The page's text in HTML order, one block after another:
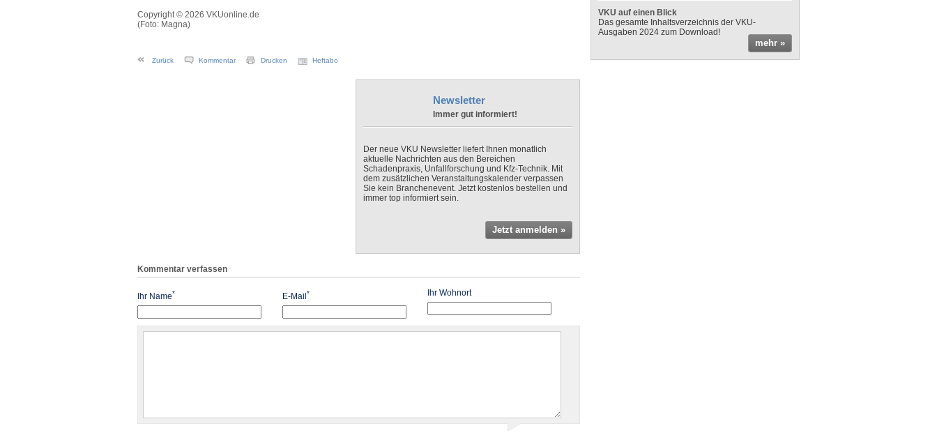
Copyright © 2026 VKUonline.de
(Foto: Magna)
Zurück Kommentar Drucken Heftabo
Newsletter
Immer gut informiert!
Der neue VKU Newsletter liefert Ihnen monatlich
aktuelle Nachrichten aus den Bereichen
Schadenpraxis, Unfallforschung und Kfz-Technik. Mit
dem zusätzlichen Veranstaltungskalender verpassen
Sie kein Branchenevent. Jetzt kostenlos bestellen und
immer top informiert sein.
Jetzt anmelden »
Kommentar verfassen
Ihr Name* E-Mail* Ihr Wohnort
VKU auf einen Blick
Das gesamte Inhaltsverzeichnis der VKU-
Ausgaben 2024 zum Download!
mehr »